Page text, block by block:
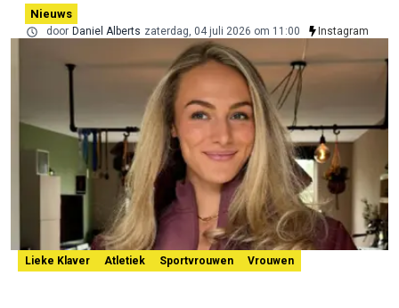
Nieuws
door Daniel Alberts zaterdag, 04 juli 2026 om 11:00 Instagram
Lieke Klaver Atletiek Sportvrouwen Vrouwen